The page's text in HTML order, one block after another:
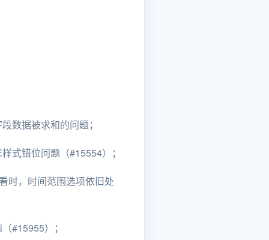
数据被求和的问题；
式错位问题（#15554）；
时，时间范围选项依旧处
#15955）；